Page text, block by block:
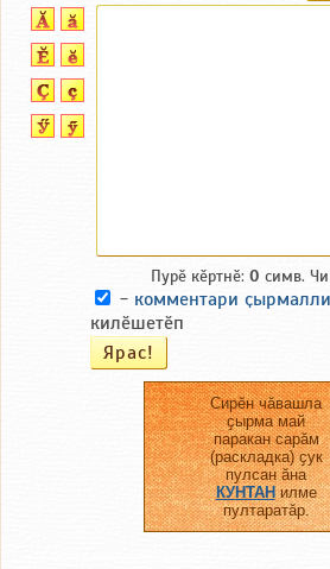
Пурӗ кӗртнӗ: 0 симв.
- комментари ҫырмалли
килӗшетӗп
Сирӗн чӑвашла
ҫырма май
паракан сарӑм
(раскладка) ҫук
пулсан ӑна
КУНТАНилме
пултаратӑр.